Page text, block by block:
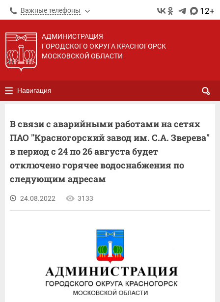
Важные телефоны 12+
АДМИНИСТРАЦИЯ
ГОРОДСКОГО ОКРУГА КРАСНОГОРСК
МОСКОВСКОЙ ОБЛАСТИ
Навигация
В связи с аварийными работами на сетях
ПАО "Красногорский завод им. С.А. Зверева"
в период с 24 по 26 августа будет
отключено горячее водоснабжения по
следующим адресам
24.08.2022 3133